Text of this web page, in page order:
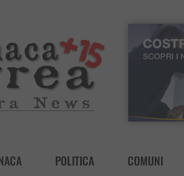
POLITICA COMUNI